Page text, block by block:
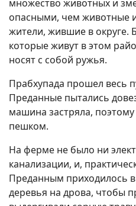
множество животных и
опасными, чем животные
жители, жившие в округе.
которые живут в этом
носят с собой ружья.
Прабхупада прошел весь
Преданные пытались
машина застряла,
пешком.
На ферме не было ни
канализации, и,
Преданным приходилось
деревья на дрова, чтобы